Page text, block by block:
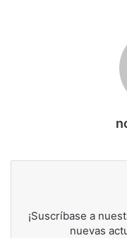
¡Suscríbase a
nuevas